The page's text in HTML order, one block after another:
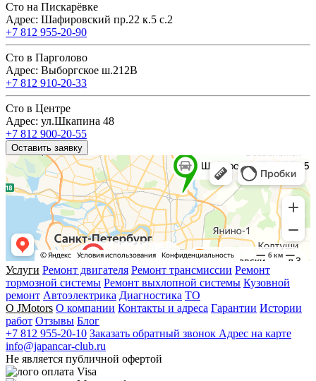
Сто на Пискарёвке
Адрес: Шафировский пр.22 к.5 с.2
+7 812 955-20-90
Сто в Парголово
Адрес: Выборгское ш.212В
+7 812 910-20-33
Сто в Центре
Адрес: ул.Шкапина 48
+7 812 900-20-55
Оставить заявку
Услуги Ремонт двигателя Ремонт трансмиссии Ремонт
тормозной системы Ремонт выхлопной системы Кузовной
ремонт Автоэлектрика Диагностика ТО
О JMotors О компании Контакты и адреса Гарантии Истории
работ Отзывы Блог
+7 812 955-20-10 Заказать обратный звонок Адрес на карте
info@japancar-club.ru
Не является публичной офертой